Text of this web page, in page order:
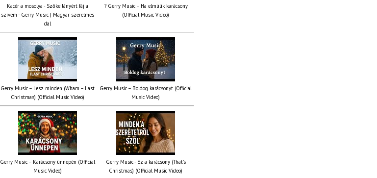
Kacér a mosolya - Szőke lányért fáj a
szívem - Gerry Music | Magyar szerelmes
dal
? Gerry Music – Ha elmúlik karácsony
(Official Music Video)
Gerry Music – Lesz minden (Wham – Last
Christmas) (Official Music Video)
Gerry Music – Boldog karácsonyt (Official
Music Video)
Gerry Music – Karácsony ünnepén (Official
Music Video)
Gerry Music - Ez a karácsony (That's
Christmas) (Official Music Video)